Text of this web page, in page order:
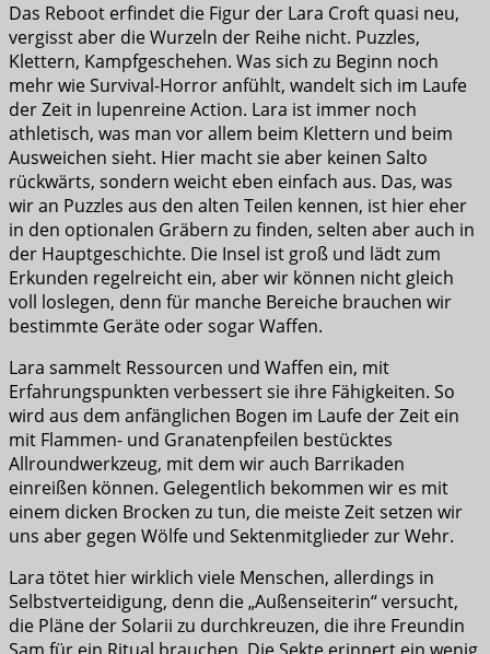
Das Reboot erfindet die Figur der Lara Croft quasi neu,
vergisst aber die Wurzeln der Reihe nicht. Puzzles,
Klettern, Kampfgeschehen. Was sich zu Beginn noch
mehr wie Survival-Horror anfühlt, wandelt sich im Laufe
der Zeit in lupenreine Action. Lara ist immer noch
athletisch, was man vor allem beim Klettern und beim
Ausweichen sieht. Hier macht sie aber keinen Salto
rückwärts, sondern weicht eben einfach aus. Das, was
wir an Puzzles aus den alten Teilen kennen, ist hier eher
in den optionalen Gräbern zu finden, selten aber auch in
der Hauptgeschichte. Die Insel ist groß und lädt zum
Erkunden regelreicht ein, aber wir können nicht gleich
voll loslegen, denn für manche Bereiche brauchen wir
bestimmte Geräte oder sogar Waffen.
Lara sammelt Ressourcen und Waffen ein, mit
Erfahrungspunkten verbessert sie ihre Fähigkeiten. So
wird aus dem anfänglichen Bogen im Laufe der Zeit ein
mit Flammen- und Granatenpfeilen bestücktes
Allroundwerkzeug, mit dem wir auch Barrikaden
einreißen können. Gelegentlich bekommen wir es mit
einem dicken Brocken zu tun, die meiste Zeit setzen wir
uns aber gegen Wölfe und Sektenmitglieder zur Wehr.
Lara tötet hier wirklich viele Menschen, allerdings in
Selbstverteidigung, denn die „Außenseiterin“ versucht,
die Pläne der Solarii zu durchkreuzen, die ihre Freundin